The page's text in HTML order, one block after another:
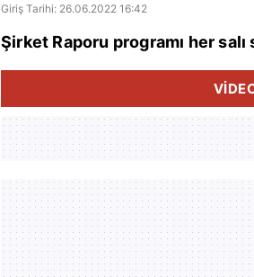
Giriş Tarihi: 26.06.2022 16:42
Şirket Raporu programı her